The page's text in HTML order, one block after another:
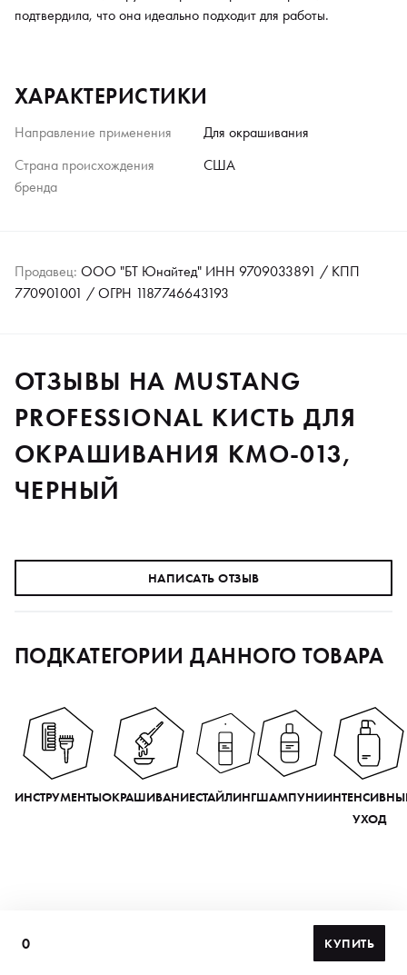
подтвердила, что она идеально подходит для работы.
ХАРАКТЕРИСТИКИ
Направление применения
Для окрашивания
Страна происхождения
бренда
США
Продавец: ООО "БТ Юнайтед" ИНН 9709033891 / КПП
770901001 / ОГРН 1187746643193
ОТЗЫВЫ НА MUSTANG
PROFESSIONAL КИСТЬ ДЛЯ
ОКРАШИВАНИЯ KMO-013,
ЧЕРНЫЙ
НАПИСАТЬ ОТЗЫВ
ПОДКАТЕГОРИИ ДАННОГО ТОВАРА
ИНСТРУМЕНТЫОКРАШИВАНИЕСТАЙЛИНГШАМПУНИ
УХОД
0 КУПИТЬ